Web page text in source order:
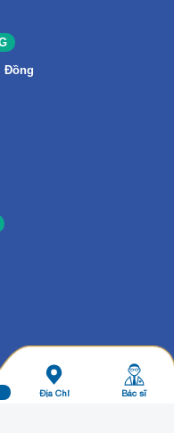
Đồng
Địa Chỉ Bác sĩ